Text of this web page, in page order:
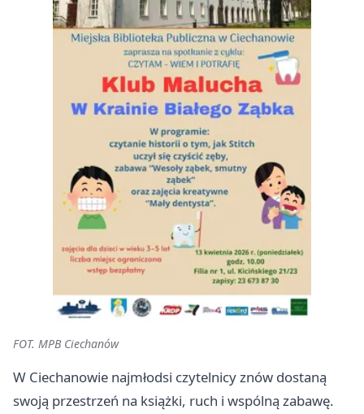
FOT. MPB Ciechanów
W Ciechanowie najmłodsi czytelnicy znów dostaną
swoją przestrzeń na książki, ruch i wspólną zabawę.